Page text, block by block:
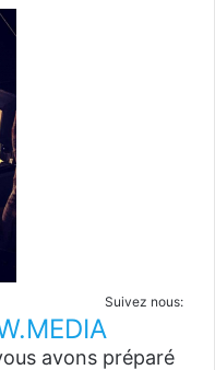
Suivez nous:
avons préparé